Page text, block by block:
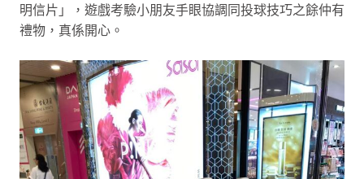
明信片」，遊戲考驗小朋友手眼協調同投球技巧之餘仲有
禮物，真係開心。